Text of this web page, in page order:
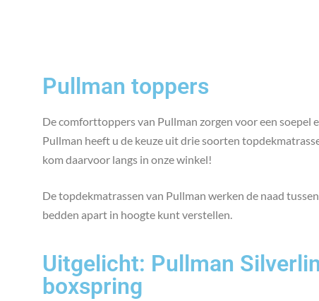
Pullman toppers
De comforttoppers van Pullman zorgen voor een
Pullman heeft u de keuze uit drie soorten
kom daarvoor langs in onze winkel!
De topdekmatrassen van Pullman werken de naad
bedden apart in hoogte kunt verstellen.
Uitgelicht: Pullman
boxspring